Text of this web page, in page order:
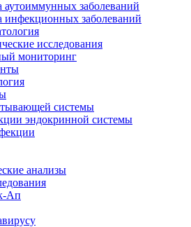
аутоиммунных заболеваний
инфекционных заболеваний
исследования
мониторинг
системы
эндокринной системы
анализы
Ап